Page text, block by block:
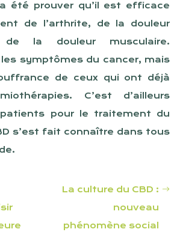
été prouver qu’il est efficace
de l’arthrite, de la douleur
la douleur musculaire.
symptômes du cancer, mais
de ceux qui ont déjà
C’est d’ailleurs
pour le traitement du
s’est fait connaître dans tous
La culture du CBD :
nouveau
phénomène social